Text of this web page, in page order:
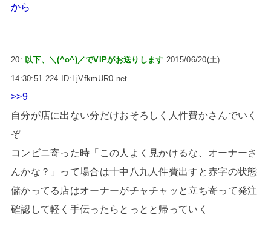
から
20: 以下、＼(^o^)／でVIPがお送りします 2015/06/20(土)
14:30:51.224 ID:LjVfkmUR0.net
>>9
自分が店に出ない分だけおそろしく人件費かさんでいく
ぞ
コンビニ寄った時「この人よく見かけるな、オーナーさ
んかな？」って場合は十中八九人件費出すと赤字の状態
儲かってる店はオーナーがチャチャッと立ち寄って発注
確認して軽く手伝ったらとっとと帰っていく